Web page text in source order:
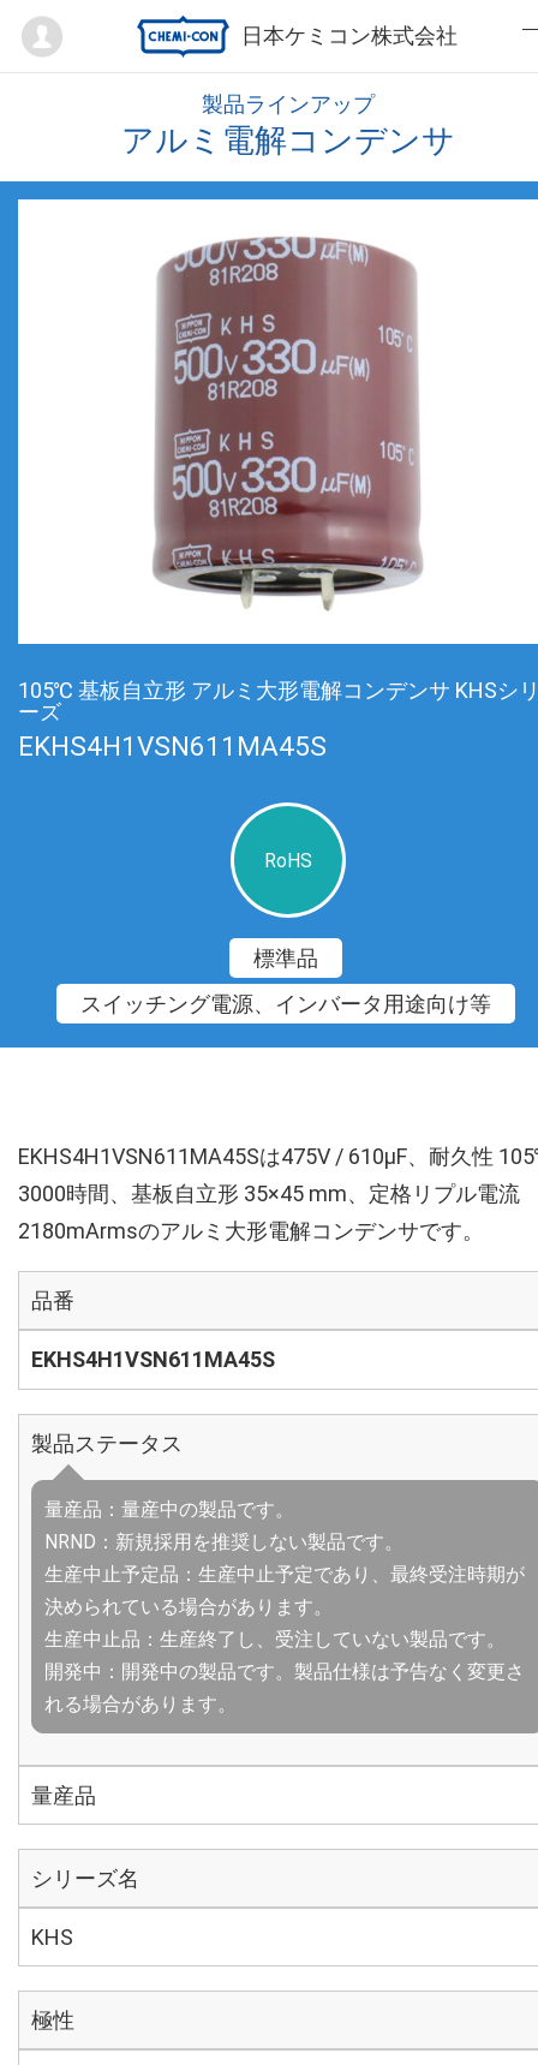
日本ケミコン株式会社
Mypage
製品ラインアップ
アルミ電解コンデンサ
105℃ 基板自立形 アルミ大形電解コンデンサ KHSシ
ーズ
EKHS4H1VSN611MA45S
RoHS
標準品
スイッチング電源、インバータ用途向け等
EKHS4H1VSN611MA45Sは475V / 610µF、耐久性
3000時間、基板自立形 35×45 mm、定格リプル電流
2180mArmsのアルミ大形電解コンデンサです。
品番
EKHS4H1VSN611MA45S
製品ステータス
量産品：量産中の製品です。
NRND：新規採用を推奨しない製品です。
生産中止予定品：生産中止予定であり、最終受注時期が
決められている場合があります。
生産中止品：生産終了し、受注していない製品です。
開発中：開発中の製品です。製品仕様は予告なく変更さ
れる場合があります。
量産品
シリーズ名
KHS
極性